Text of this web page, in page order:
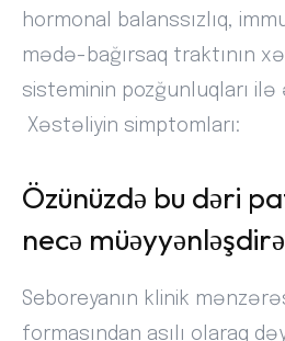
hormonal balanssızlıq,
mədə-bağırsaq traktının
sisteminin pozğunluqları
Xəstəliyin simptomları:
Özünüzdə bu dəri
necə
Seboreyanın klinik
formasından asılı olaraq